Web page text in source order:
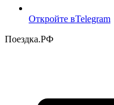
Откройте вTelegram
Поездка.РФ